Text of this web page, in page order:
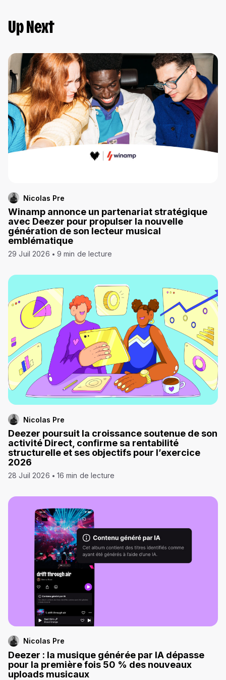
Up Next
Nicolas Pre
Winamp annonce un partenariat stratégique
avec Deezer pour propulser la nouvelle
génération de son lecteur musical
emblématique
29 Juil 2026 9 min de lecture
Nicolas Pre
Deezer poursuit la croissance soutenue de son
activité Direct, confirme sa rentabilité
structurelle et ses objectifs pour l’exercice
2026
28 Juil 2026 16 min de lecture
Nicolas Pre
Deezer : la musique générée par IA dépasse
pour la première fois 50 % des nouveaux
uploads musicaux